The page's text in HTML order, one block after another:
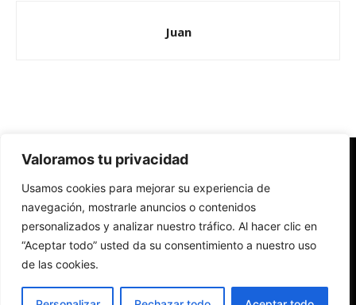
Valoramos tu privacidad
Usamos cookies para mejorar su experiencia de
navegación, mostrarle anuncios o contenidos
personalizados y analizar nuestro tráfico. Al hacer clic en
“Aceptar todo” usted da su consentimiento a nuestro uso
de las cookies.
Juan
Redes Cristianas
Una mirada alternativa sobre la Iglesia católica y la sociedad
- Colectivos de Redes Cristianas